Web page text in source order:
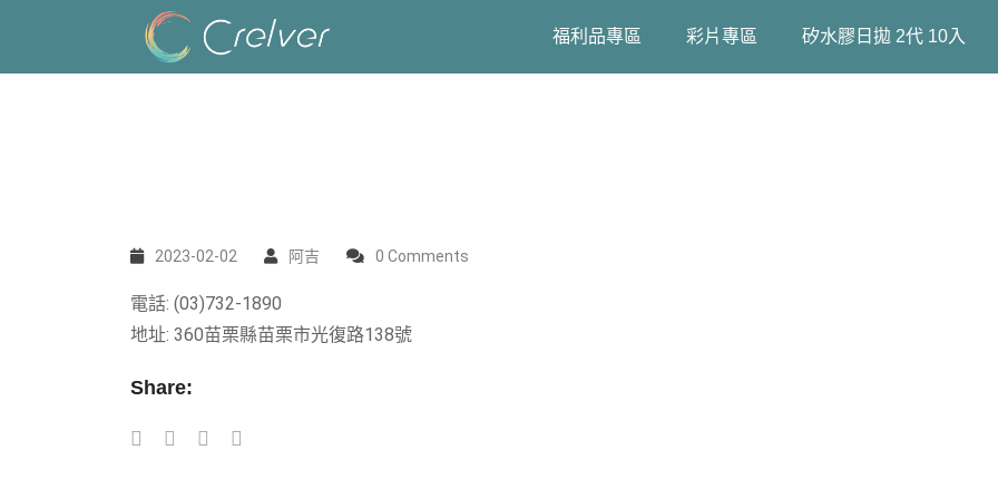
福利品專區 彩片專區 矽水膠日拋 2代 10入
2023-02-02 阿吉 0 Comments
電話: (03)732-1890
地址: 360苗栗縣苗栗市光復路138號
Share: